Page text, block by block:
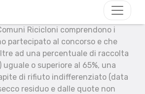
Ricicloni comprendono i
partecipato al concorso e che
ad una percentuale di raccolta
o superiore al 65%, una
di rifiuto indifferenziato (data
residuo e dalle quote non